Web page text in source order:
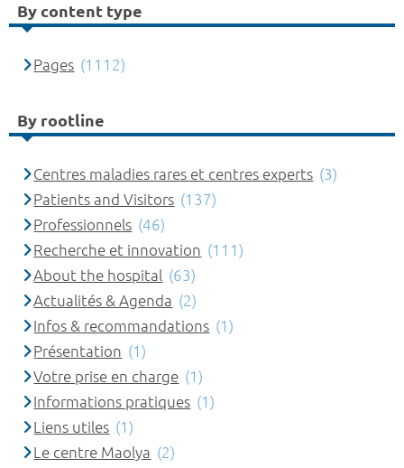
By content type
Pages (1112)
By rootline
Centres maladies rares et centres experts (3)
Patients and Visitors (137)
Professionnels (46)
Recherche et innovation (111)
About the hospital (63)
Actualités & Agenda (2)
Infos & recommandations (1)
Présentation (1)
Votre prise en charge (1)
Informations pratiques (1)
Liens utiles (1)
Le centre Maolya (2)